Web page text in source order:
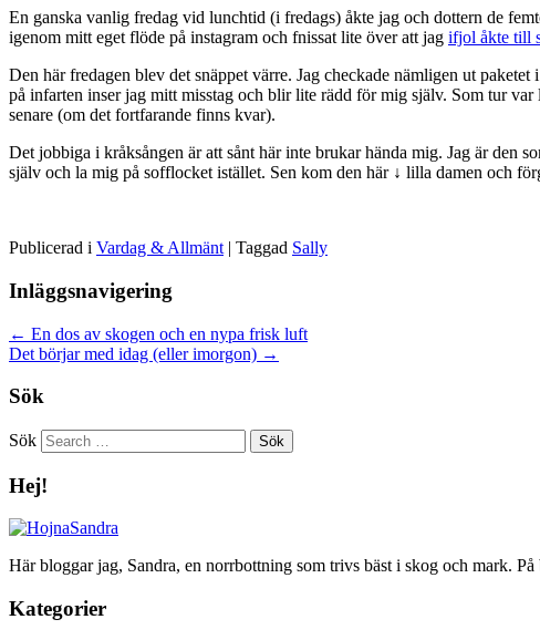
En ganska vanlig fredag vid lunchtid (i fredags) åkte jag och dottern de
igenom mitt eget flöde på instagram och fnissat lite över att jag ifjol åkte till
Den här fredagen blev det snäppet värre. Jag checkade nämligen ut
på infarten inser jag mitt misstag och blir lite rädd för mig själv. Som tur
senare (om det fortfarande finns kvar).
Det jobbiga i kråksången är att sånt här inte brukar hända mig. Jag är den
själv och la mig på sofflocket istället. Sen kom den här ↓ lilla damen och
Publicerad i Vardag & Allmänt | Taggad Sally
Inläggsnavigering
← En dos av skogen och en nypa frisk luft
Det börjar med idag (eller imorgon) →
Sök
Sök
Hej!
Här bloggar jag, Sandra, en norrbottning som trivs bäst i skog och mark.
Kategorier